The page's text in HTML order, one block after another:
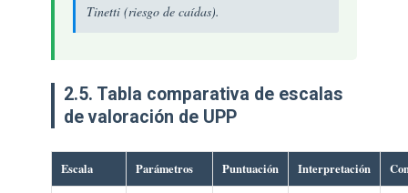
Tinetti (riesgo de caídas).
2.5. Tabla comparativa de escalas
de valoración de UPP
Escala Parámetros Puntuación Interpretación